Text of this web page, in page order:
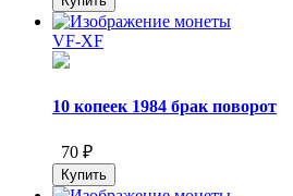
VF-XF
10 копеек 1984 брак поворот
70 ₽